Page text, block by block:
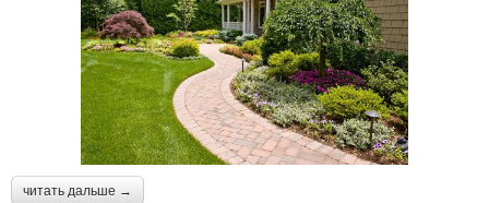
читать дальше →